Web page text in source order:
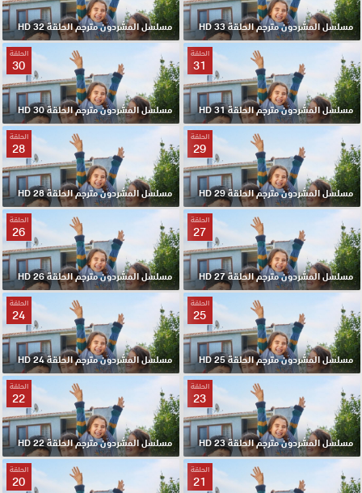
مسلسل المشردون مترجم الحلقة 33 HD مسلسل المشردون مترجم الحلقة 32 HD
الحلقة
31
مسلسل المشردون مترجم الحلقة 31 HD
الحلقة
30
مسلسل المشردون مترجم الحلقة 30 HD
الحلقة
29
مسلسل المشردون مترجم الحلقة 29 HD
الحلقة
28
مسلسل المشردون مترجم الحلقة 28 HD
الحلقة
27
مسلسل المشردون مترجم الحلقة 27 HD
الحلقة
26
مسلسل المشردون مترجم الحلقة 26 HD
الحلقة
25
مسلسل المشردون مترجم الحلقة 25 HD
الحلقة
24
مسلسل المشردون مترجم الحلقة 24 HD
الحلقة
23
مسلسل المشردون مترجم الحلقة 23 HD
الحلقة
22
مسلسل المشردون مترجم الحلقة 22 HD
الحلقة
21
الحلقة
20